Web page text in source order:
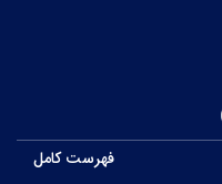
فهرست کامل